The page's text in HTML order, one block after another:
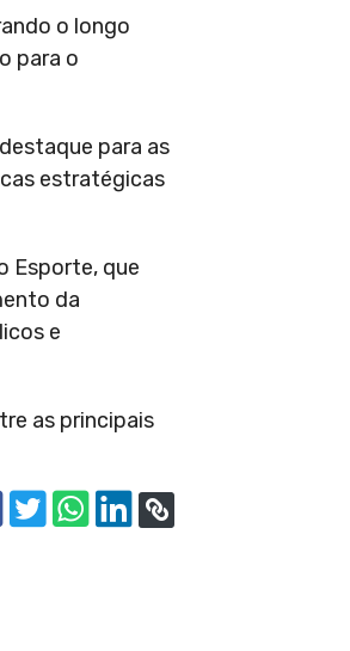
o longo
para o
para as
estratégicas
Esporte, que
da
e
as principais